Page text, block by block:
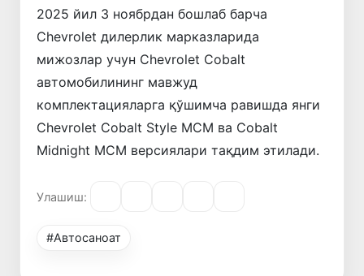
2025 йил 3 ноябрдан бошлаб барча
Chevrolet дилерлик марказларида
мижозлар учун Chevrolet Cobalt
автомобилининг мавжуд
комплектaцияларга қўшимча равишда янги
Chevrolet Cobalt Style MCM ва Cobalt
Midnight MCM версиялари тақдим этилади.
Улашиш:
#Автосаноат